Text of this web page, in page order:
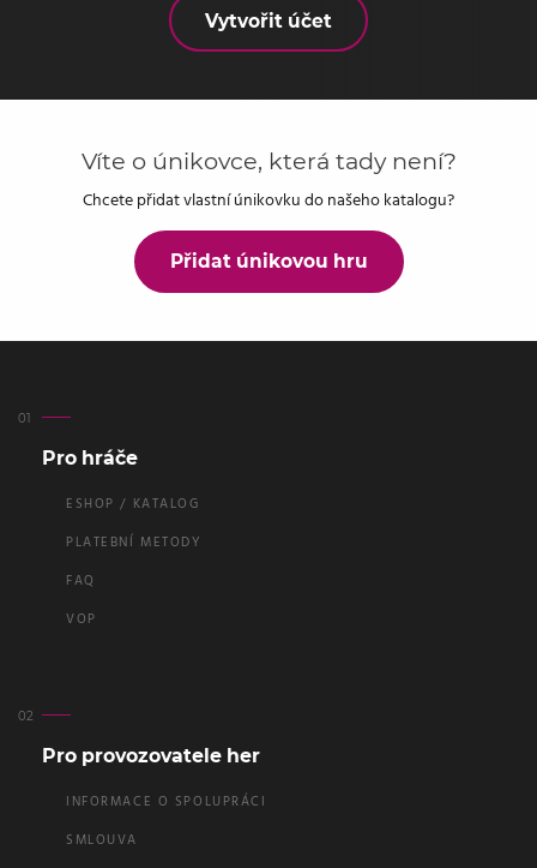
Vytvořit účet
Víte o únikovce, která tady není?
Chcete přidat vlastní únikovku do našeho katalogu?
Přidat únikovou hru
Pro hráče
ESHOP / KATALOG
PLATEBNÍ METODY
FAQ
VOP
Pro provozovatele her
INFORMACE O SPOLUPRÁCI
SMLOUVA